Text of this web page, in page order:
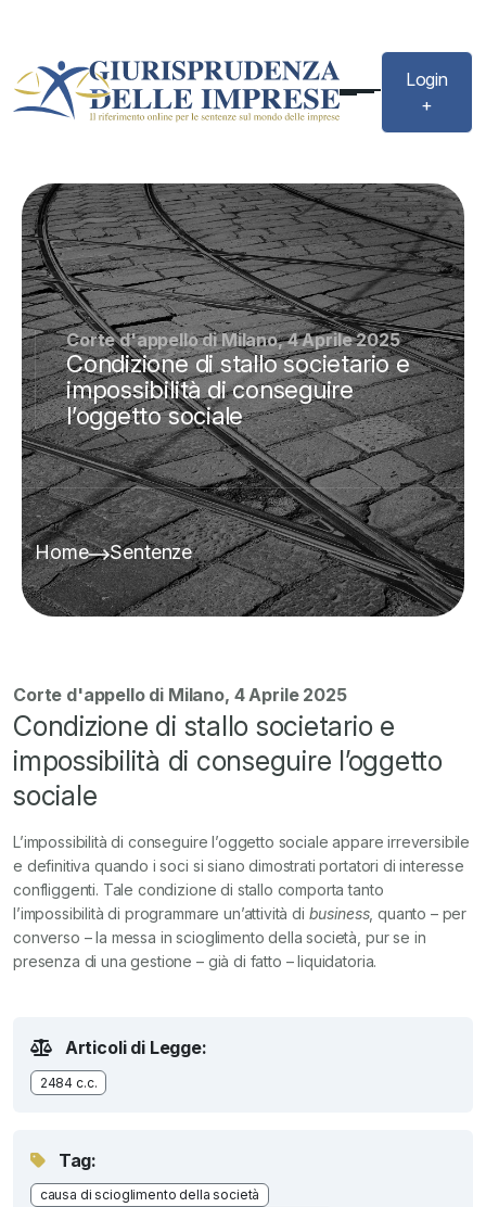
Login
+
Corte d'appello di Milano, 4 Aprile 2025
Condizione di stallo societario e
impossibilità di conseguire
l’oggetto sociale
Home Sentenze
Corte d'appello di Milano, 4 Aprile 2025
Condizione di stallo societario e
impossibilità di conseguire l’oggetto
sociale
L’impossibilità di conseguire l’oggetto sociale appare irreversibile
e definitiva quando i soci si siano dimostrati portatori di interesse
confliggenti. Tale condizione di stallo comporta tanto
l’impossibilità di programmare un’attività di business, quanto – per
converso – la messa in scioglimento della società, pur se in
presenza di una gestione – già di fatto – liquidatoria.
Articoli di Legge:
2484 c.c.
Tag:
causa di scioglimento della società